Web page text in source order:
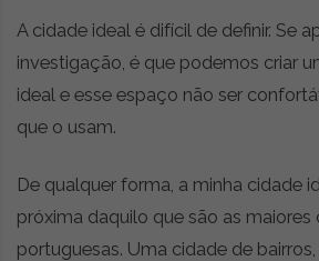
A cidade ideal é difícil de definir. Se
investigação, é que podemos criar
ideal e esse espaço não ser
que o usam.
De qualquer forma, a minha cidade
próxima daquilo que são as maiores
portuguesas. Uma cidade de